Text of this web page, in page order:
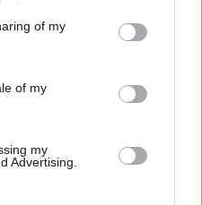
behaviour. You may click to
and its third-party tags to
purposes in below Google
of my
of my
my
Advertising.
14 olyan
amely lengyel
31 műalkotás
tárgyalások
Britanniával és